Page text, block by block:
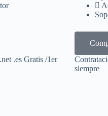
.es Gratis /1er
siempre